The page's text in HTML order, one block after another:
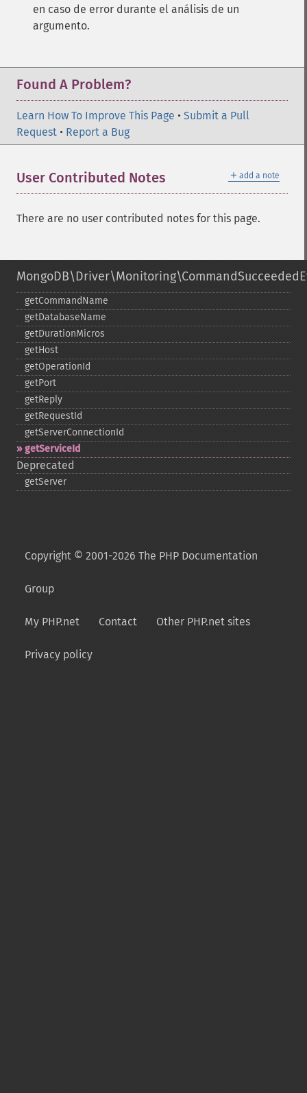
en caso de error durante el análisis de un
argumento.
Found A Problem?
Learn How To Improve This Page • Submit a Pull
Request • Report a Bug
＋ add a note
User Contributed Notes
There are no user contributed notes for this page.
getCommandName
getDatabaseName
getDurationMicros
getHost
getOperationId
getPort
getReply
getRequestId
getServerConnectionId
getServiceId
Deprecated
getServer
Copyright © 2001-2026 The PHP Documentation
Group
My PHP.net Contact Other PHP.net sites
Privacy policy